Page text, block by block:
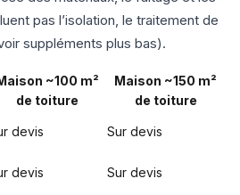
pas l’isolation, le traitement de
suppléments plus bas).
~100 m²
de toiture
Maison ~150 m²
de toiture
devis Sur devis
devis Sur devis